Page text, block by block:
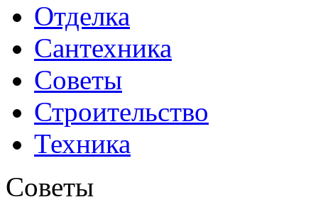
Отделка
Сантехника
Советы
Строительство
Техника
Советы